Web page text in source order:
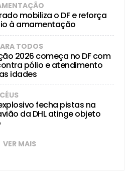
mobiliza o DF e reforça
à amamentação
TODOS
2026 começa no DF com
pólio e atendimento
idades
fecha pistas na
da DHL atinge objeto
VER MAIS